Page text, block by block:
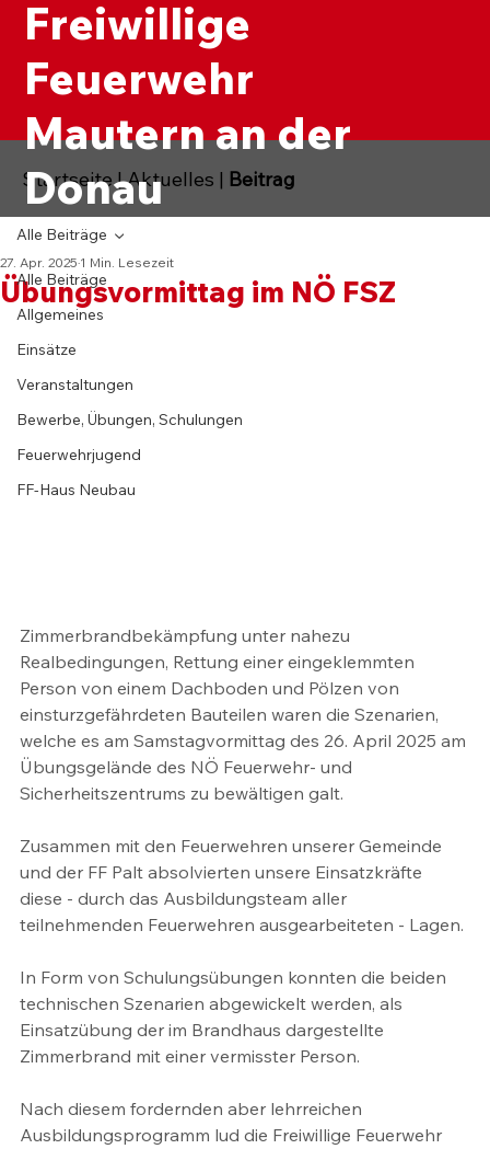
Freiwillige
Feuerwehr
Mautern an der
Donau
Alle Beiträge
Allgemeines
Einsätze
Veranstaltungen
Bewerbe, Übungen, Schulungen
Feuerwehrjugend
FF-Haus Neubau
Alle Beiträge
Übungsvormittag im NÖ FSZ
27. Apr. 2025 1 Min. Lesezeit
Zimmerbrandbekämpfung unter nahezu
Realbedingungen, Rettung einer eingeklemmten
Person von einem Dachboden und Pölzen von
einsturzgefährdeten Bauteilen waren die Szenarien,
welche es am Samstagvormittag des 26. April 2025 am
Übungsgelände des NÖ Feuerwehr- und
Sicherheitszentrums zu bewältigen galt.
Zusammen mit den Feuerwehren unserer Gemeinde
und der FF Palt absolvierten unsere Einsatzkräfte
diese - durch das Ausbildungsteam aller
teilnehmenden Feuerwehren ausgearbeiteten - Lagen.
In Form von Schulungsübungen konnten die beiden
technischen Szenarien abgewickelt werden, als
Einsatzübung der im Brandhaus dargestellte
Zimmerbrand mit einer vermisster Person.
Nach diesem fordernden aber lehrreichen
Ausbildungsprogramm lud die Freiwillige Feuerwehr
Startseite|Aktuelles | Beitrag